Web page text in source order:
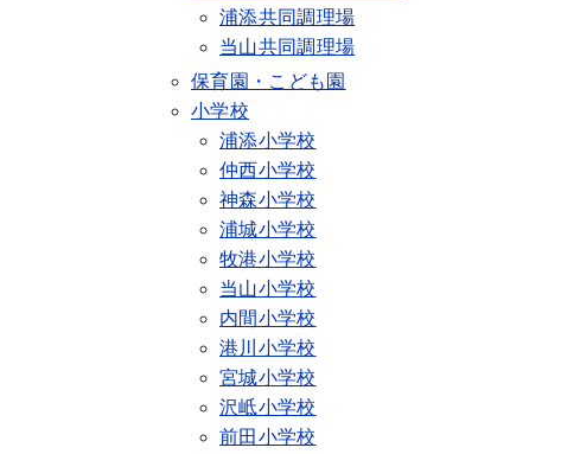
浦添共同調理場
当山共同調理場
保育園・こども園
小学校
浦添小学校
仲西小学校
神森小学校
浦城小学校
牧港小学校
当山小学校
内間小学校
港川小学校
宮城小学校
沢岻小学校
前田小学校